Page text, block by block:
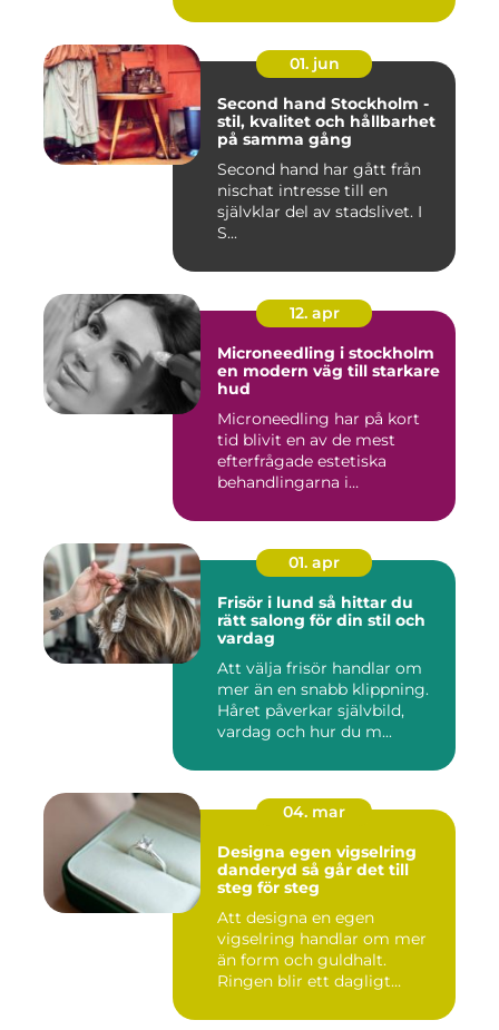
01. jun
Second hand Stockholm -
stil, kvalitet och hållbarhet
på samma gång
Second hand har gått från
nischat intresse till en
självklar del av stadslivet. I
S...
12. apr
Microneedling i stockholm
en modern väg till starkare
hud
Microneedling har på kort
tid blivit en av de mest
efterfrågade estetiska
behandlingarna i
01. apr
Frisör i lund så hittar du
rätt salong för din stil och
vardag
Att välja frisör handlar om
mer än en snabb klippning.
Håret påverkar självbild,
vardag och hur du m...
04. mar
Designa egen vigselring
danderyd så går det till
steg för steg
Att designa en egen
vigselring handlar om mer
än form och guldhalt.
Ringen blir ett dagligt